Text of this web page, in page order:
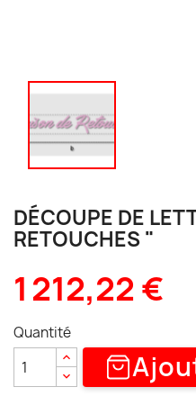
DÉCOUPE DE
RETOUCHES "
1 212,22 €
Quantité